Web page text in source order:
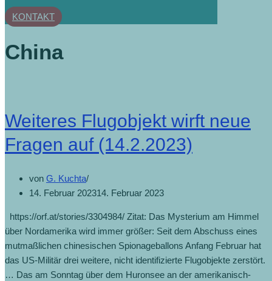
KONTAKT
China
Weiteres Flugobjekt wirft neue
Fragen auf (14.2.2023)
von G. Kuchta
14. Februar 202314. Februar 2023
https://orf.at/stories/3304984/ Zitat: Das Mysterium am Himmel
über Nordamerika wird immer größer: Seit dem Abschuss eines
mutmaßlichen chinesischen Spionageballons Anfang Februar hat
das US-Militär drei weitere, nicht identifizierte Flugobjekte zerstört.
… Das am Sonntag über dem Huronsee an der amerikanisch-